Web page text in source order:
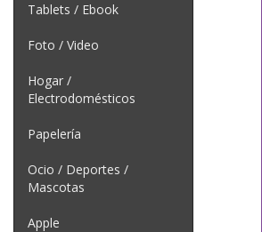
Tablets / Ebook
Foto / Video
Hogar /
Electrodomésticos
Papelería
Ocio / Deportes /
Mascotas
Apple